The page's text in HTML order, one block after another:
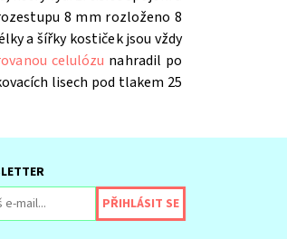
8 mm rozloženo 8
a šířky kostiček jsou vždy
celulózu nahradil po
lisech pod tlakem 25